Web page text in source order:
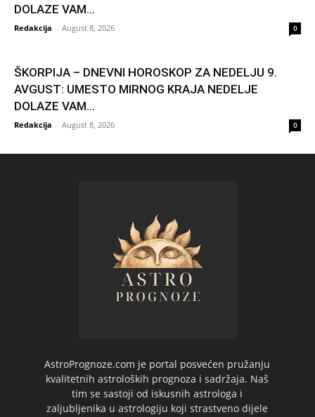
DOLAZE VAM...
Redakcija - August 8, 2026 0
ŠKORPIJA – DNEVNI HOROSKOP ZA NEDELJU 9.
AVGUST: UMESTO MIRNOG KRAJA NEDELJE
DOLAZE VAM...
Redakcija - August 8, 2026 0
AstroPrognoze.com je portal posvećen pružanju
kvalitetnih astroloških prognoza i sadržaja. Naš
tim se sastoji od iskusnih astrologa i
zaljubljenika u astrologiju koji strastveno dijele